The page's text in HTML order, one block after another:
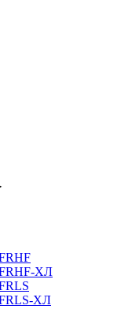
ХЛ
ХЛ